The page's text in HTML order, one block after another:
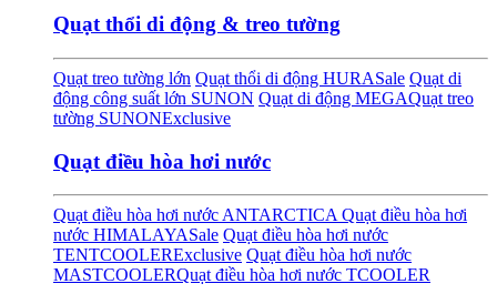
Quạt thổi di động & treo tường
Quạt treo tường lớn Quạt thổi di động HURASale Quạt di
động công suất lớn SUNON Quạt di động MEGAQuạt treo
tường SUNONExclusive
Quạt điều hòa hơi nước
Quạt điều hòa hơi nước ANTARCTICA Quạt điều hòa hơi
nước HIMALAYASale Quạt điều hòa hơi nước
TENTCOOLERExclusive Quạt điều hòa hơi nước
MASTCOOLERQuạt điều hòa hơi nước TCOOLER